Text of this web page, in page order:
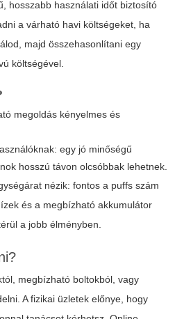
hosszabb használati időt biztosító
a várható havi költségeket, ha
majd összehasonlítani egy
költségével.
megoldás kényelmes és
egy jó minőségű
hosszú távon olcsóbbak lehetnek.
nézik: fontos a puffs szám
és a megbízható akkumulátor
a jobb élményben.
megbízható boltokból, vagy
A fizikai üzletek előnye, hogy